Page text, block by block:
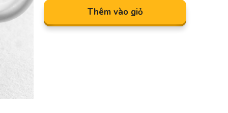
Thêm vào giỏ